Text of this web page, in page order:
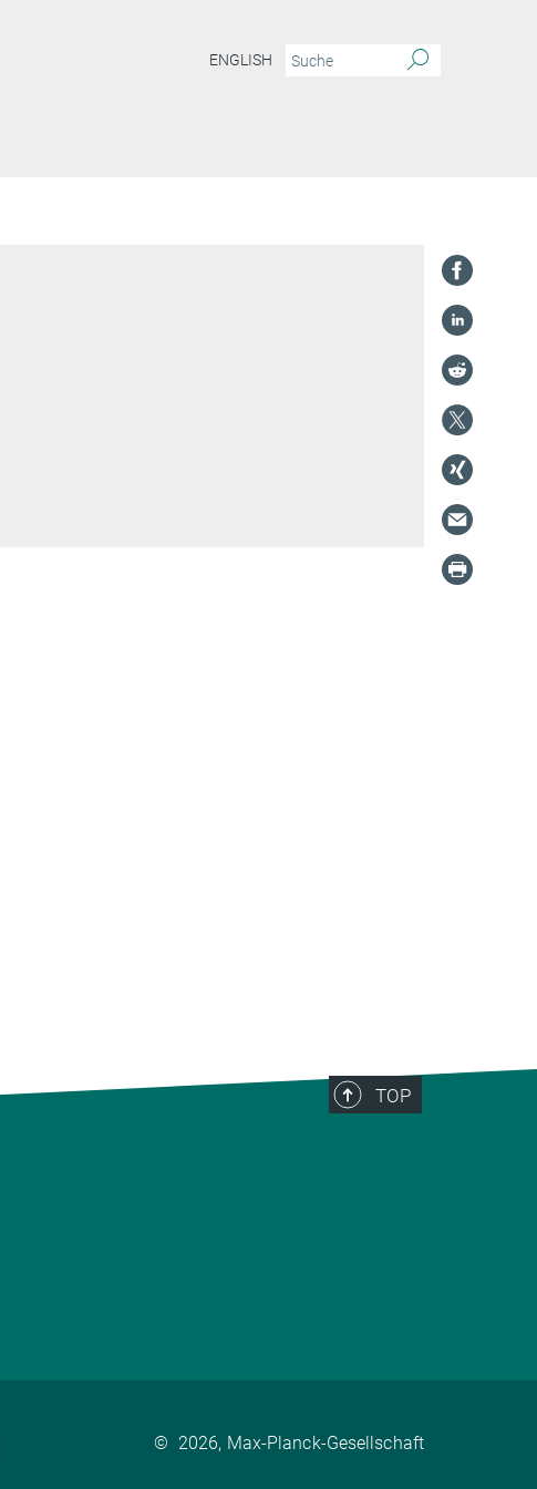
ENGLISH
TOP
© 2026, Max-Planck-Gesellschaft